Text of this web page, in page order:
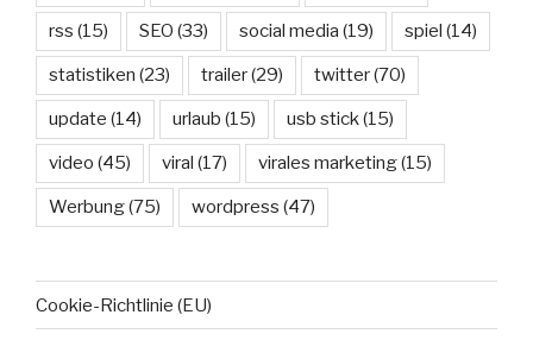
rss (15) SEO (33) social media (19) spiel (14)
statistiken (23) trailer(29) twitter(70)
update (14) urlaub (15) usb stick(15)
video (45) viral (17) virales marketing(15)
Werbung(75) wordpress (47)
Cookie-Richtlinie (EU)